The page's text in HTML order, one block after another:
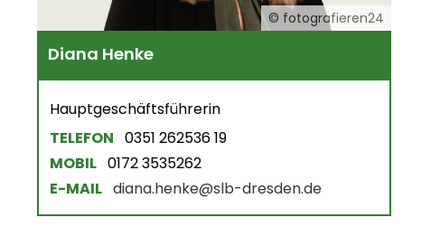
© fotografieren24
Diana Henke
Hauptgeschäftsführerin
TELEFON 0351 262536 19
MOBIL 0172 3535262
E-MAIL diana.henke@slb-dresden.de